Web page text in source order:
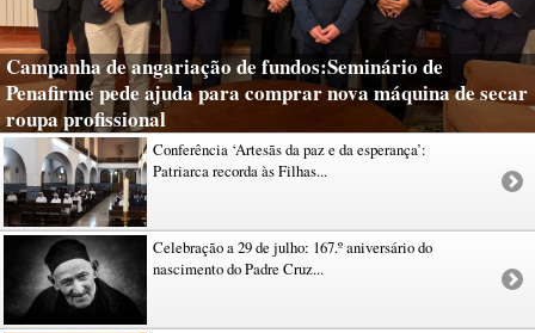
Campanha de angariação de fundos:Seminário de
Penafirme pede ajuda para comprar nova máquina de secar
roupa profissional
Conferência ‘Artesãs da paz e da esperança’:
Patriarca recorda às Filhas...
Celebração a 29 de julho: 167.º aniversário do
nascimento do Padre Cruz...